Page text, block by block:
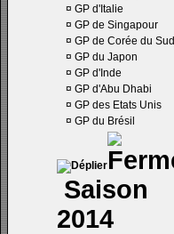
¤ GP d'Italie
¤ GP de Singapour
¤ GP de Corée du Sud
¤ GP du Japon
¤ GP d'Inde
¤ GP d'Abu Dhabi
¤ GP des Etats Unis
¤ GP du Brésil
Saison
2014